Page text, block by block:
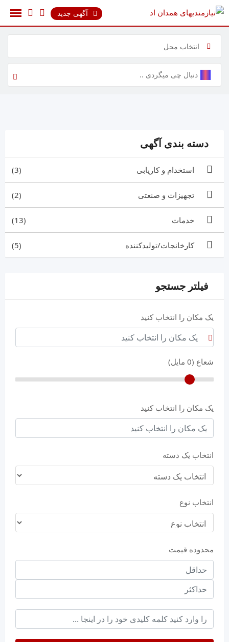
پرش
محتوا
آگهی جدید
انتخاب محل
دسته بندی آگهی
استخدام و کاریابی (3)
تجهیزات و صنعتی (2)
خدمات (13)
کارخانجات/تولیدکننده (5)
فیلتر جستجو
یک مکان را انتخاب کنید
شعاع (0 مایل)
یک مکان را انتخاب کنید
انتخاب یک دسته
انتخاب نوع
محدوده قیمت
حداقل
قیمت
حداکثر
keyword